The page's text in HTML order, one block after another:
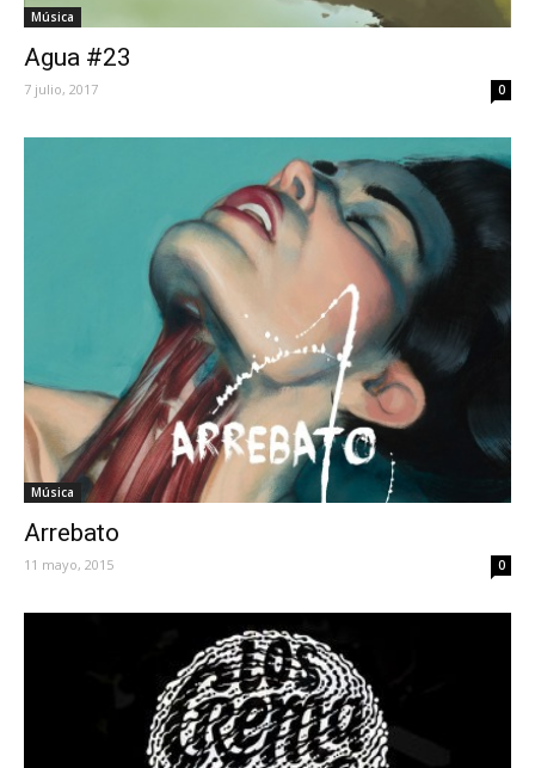
Música
Agua #23
7 julio, 2017 0
Música
Arrebato
11 mayo, 2015 0